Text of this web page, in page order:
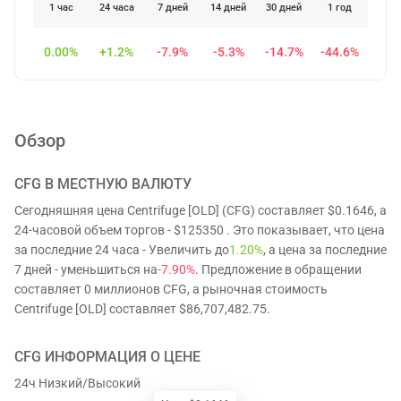
1 час 24 часа 7 дней 14 дней 30 дней 1 год
0.00% +1.2% -7.9% -5.3% -14.7% -44.6%
Обзор
CFG В МЕСТНУЮ ВАЛЮТУ
Сегодняшняя цена Centrifuge [OLD] (CFG) составляет $0.1646, а
24-часовой объем торгов - $125350 . Это показывает, что цена
за последние 24 часа - Увеличить до1.20%, а цена за последние
7 дней - уменьшиться на-7.90%. Предложение в обращении
составляет 0 миллионов CFG, а рыночная стоимость
Centrifuge [OLD] составляет $86,707,482.75.
CFG ИНФОРМАЦИЯ О ЦЕНЕ
24ч Низкий/Высокий